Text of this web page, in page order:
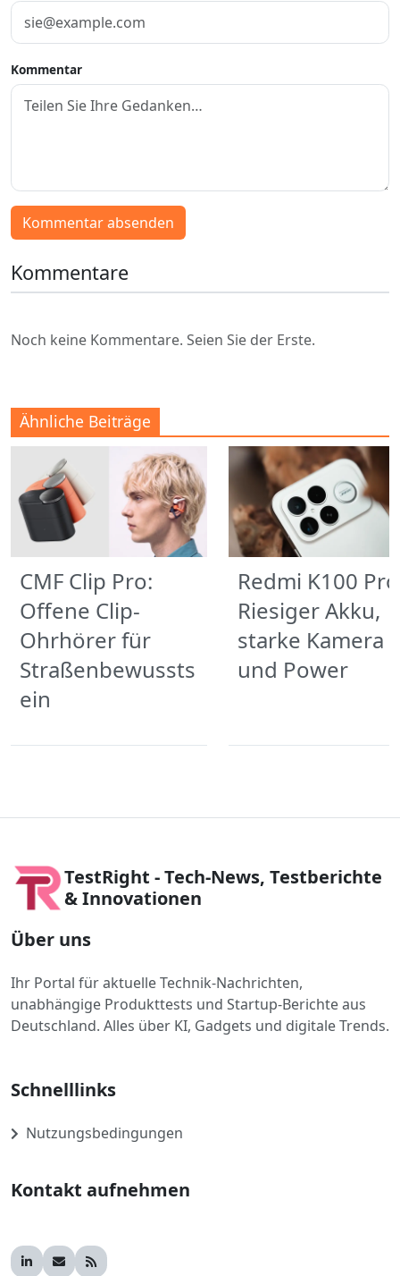
Kommentar
Kommentar absenden
Kommentare
Noch keine Kommentare. Seien Sie der Erste.
Ähnliche Beiträge
CMF Clip Pro:
Offene Clip-
Ohrhörer für
Straßenbewussts
ein
Redmi K100
Riesiger Akku,
starke Kamera
und Power
TestRight - Tech-News, Testberichte
& Innovationen
Über uns
Ihr Portal für aktuelle Technik-Nachrichten,
unabhängige Produkttests und Startup-Berichte aus
Deutschland. Alles über KI, Gadgets und digitale Trends.
Schnelllinks
Nutzungsbedingungen
Kontakt aufnehmen